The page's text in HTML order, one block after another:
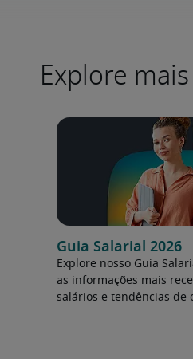
Explore
Guia Salarial 2026
Explore nosso Guia
as informações mais
salários e tendências de